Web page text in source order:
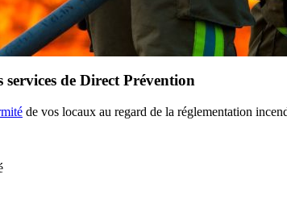
services de Direct Prévention
de vos locaux au regard de la réglementation